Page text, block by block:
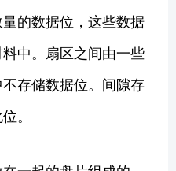
的数据位，这些数据
中。扇区之间由一些
存储数据位。间隙存
。